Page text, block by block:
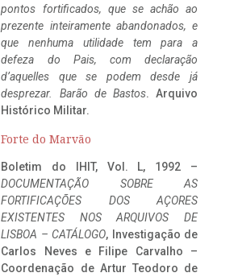
pontos fortificados, que se achão ao
prezente inteiramente abandonados, e
que nenhuma utilidade tem para a
defeza do Pais, com declaração
d’aquelles que se podem desde já
desprezar. Barão de Bastos. Arquivo
Histórico Militar.
Forte do Marvão
Boletim do IHIT, Vol. L, 1992 –
DOCUMENTAÇÃO SOBRE AS
FORTIFICAÇÕES DOS AÇORES
EXISTENTES NOS ARQUIVOS DE
LISBOA – CATÁLOGO, Investigação de
Carlos Neves e Filipe Carvalho –
Coordenação de Artur Teodoro de